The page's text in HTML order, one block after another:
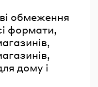
обмеження
формати,
дому і